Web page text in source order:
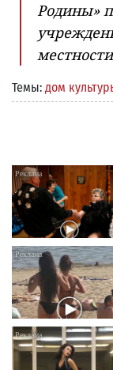
Родины»
Темы: дом